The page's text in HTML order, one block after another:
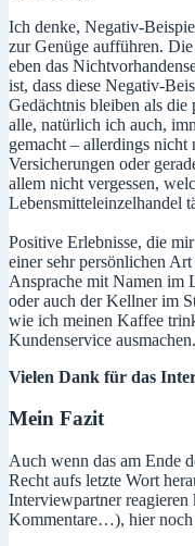
Ich denke, Negativ-
zur Genüge aufführen.
eben das
ist, dass diese Negativ-
Gedächtnis bleiben als
alle, natürlich ich auch,
gemacht – allerdings
Versicherungen oder
allem nicht vergessen,
Lebensmitteleinzelhandel
Positive Erlebnisse, die
einer sehr persönlichen
Ansprache mit Namen im
oder auch der Kellner im
wie ich meinen Kaffee
Kundenservice ausmachen.
Vielen Dank für das
Mein Fazit
Auch wenn das am Ende
Recht aufs letzte Wort
Interviewpartner
Kommentare…), hier noch